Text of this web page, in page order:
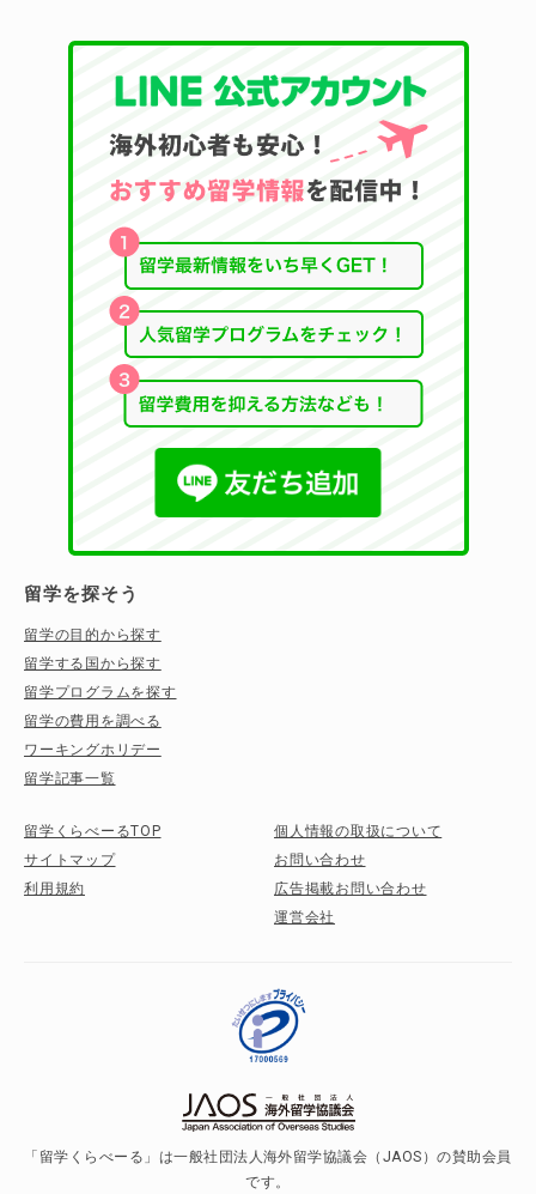
留学を探そう
留学の目的から探す
留学する国から探す
留学プログラムを探す
留学の費用を調べる
ワーキングホリデー
留学記事一覧
留学くらべーるTOP
サイトマップ
利用規約
個人情報の取扱について
お問い合わせ
広告掲載お問い合わせ
運営会社
「留学くらべーる」は一般社団法人海外留学協議会（JAOS）の賛助会員
です。